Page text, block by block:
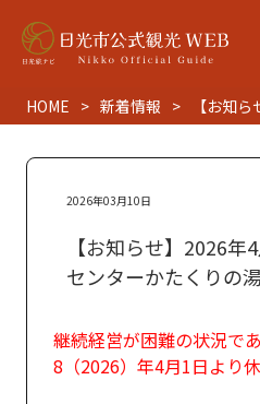
HOME 新着情報 【お知
2026年03月10日
【お知らせ】2026
センターかたくりの湯
継続経営が困難の状況で
8（2026）年4月1日より休